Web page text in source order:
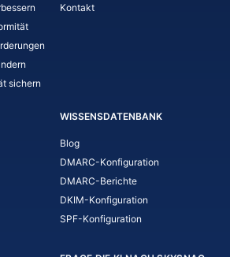
sichern
Kontakt
WISSENSDATENBANK
Blog
DMARC-Konfiguration
DMARC-Berichte
DKIM-Konfiguration
SPF-Konfiguration